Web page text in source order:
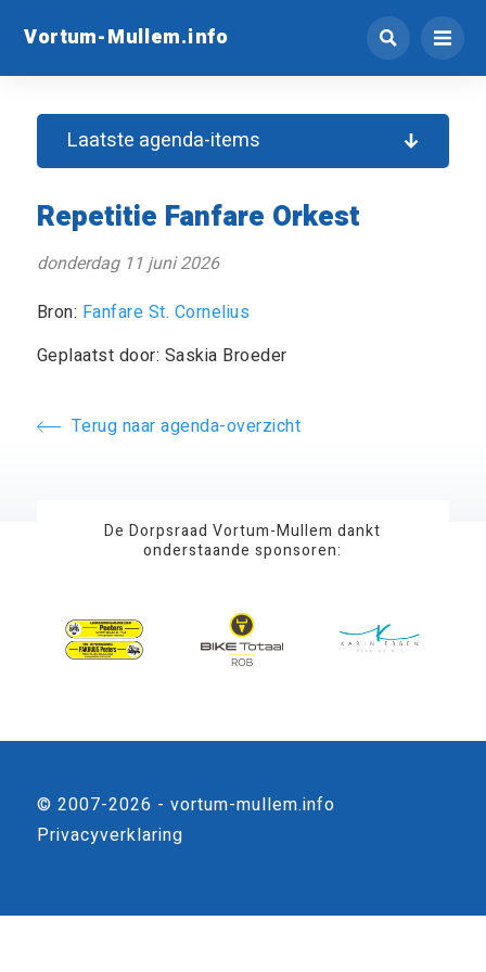
Vortum-Mullem.info
Repetitie Fanfare Orkest
donderdag 11 juni 2026
Bron: Fanfare St. Cornelius
Geplaatst door: Saskia Broeder
Terug naar agenda-overzicht
Laatste agenda-items
De Dorpsraad Vortum-Mullem dankt
onderstaande sponsoren:
© 2007-2026 - vortum-mullem.info
Privacyverklaring